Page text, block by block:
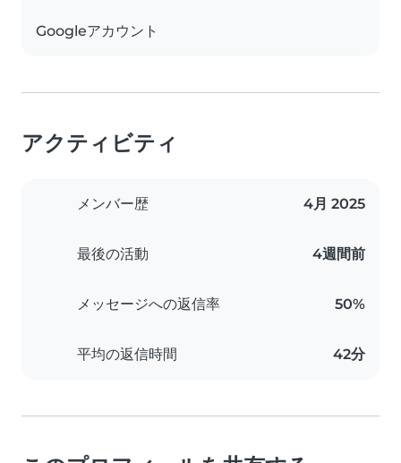
Googleアカウント
アクティビティ
メンバー歴 4月 2025
最後の活動 4週間前
メッセージへの返信率 50%
平均の返信時間 42分